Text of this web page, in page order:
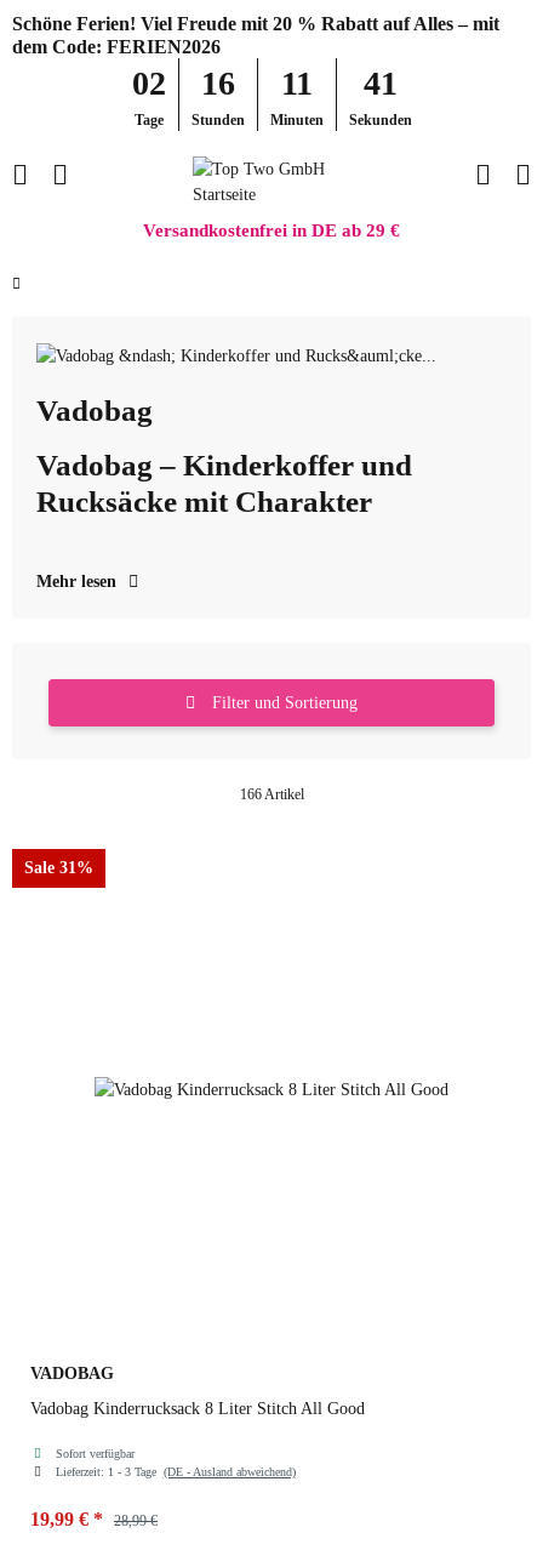
Schöne Ferien! Viel Freude mit 20 % Rabatt auf Alles – mit
dem Code: FERIEN2026
02
Tage
16
Stunden
11
Minuten
40
Sekunden
Versandkostenfrei in DE ab 29 €
Vadobag
Vadobag – Kinderkoffer und
Rucksäcke mit Charakter
Mehr lesen
Filter und Sortierung
166 Artikel
Sale 31%
VADOBAG
Vadobag Kinderrucksack 8 Liter Stitch All Good
Sofort verfügbar
Lieferzeit: 1 - 3 Tage (DE - Ausland abweichend)
19,99 € * 28,99 €